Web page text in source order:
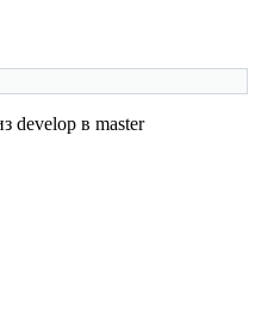
develop в master